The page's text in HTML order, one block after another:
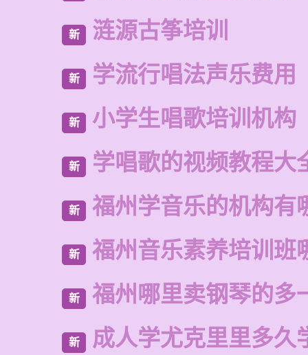
新 涟源古筝培训
新 学流行唱法声乐费用
新 小学生唱歌培训机构
新 学唱歌的视频教程大
新 福州学音乐的机构有
新 福州音乐素养培训班
新 福州哪里卖钢琴的多
新 成人学尤克里里多久